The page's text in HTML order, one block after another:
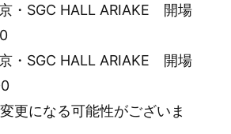
・SGC HALL ARIAKE 開場
・SGC HALL ARIAKE 開場
更になる可能性がございま